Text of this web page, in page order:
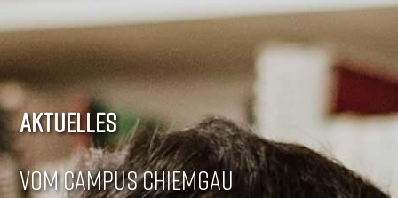
AKTUELLES
VOM CAMPUS CHIEMGAU